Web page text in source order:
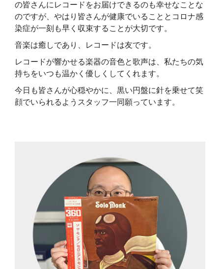
の皆さんにレコードをお届けできるのも幸せなことな
のですが、やはり皆さんが健康でいることとコロナ感
染症が一刻も早く収束することが大切です。
音楽は癒しであり、レコードは友です。
レコードが響かせる楽器の音色と歌声は、私たちの気
持ちをいつも温かく優しくしてくれます。
今日も皆さんが心穏やかに、黒い円盤に針を乗せて笑
顔でいられるようスタッフ一同願っています。